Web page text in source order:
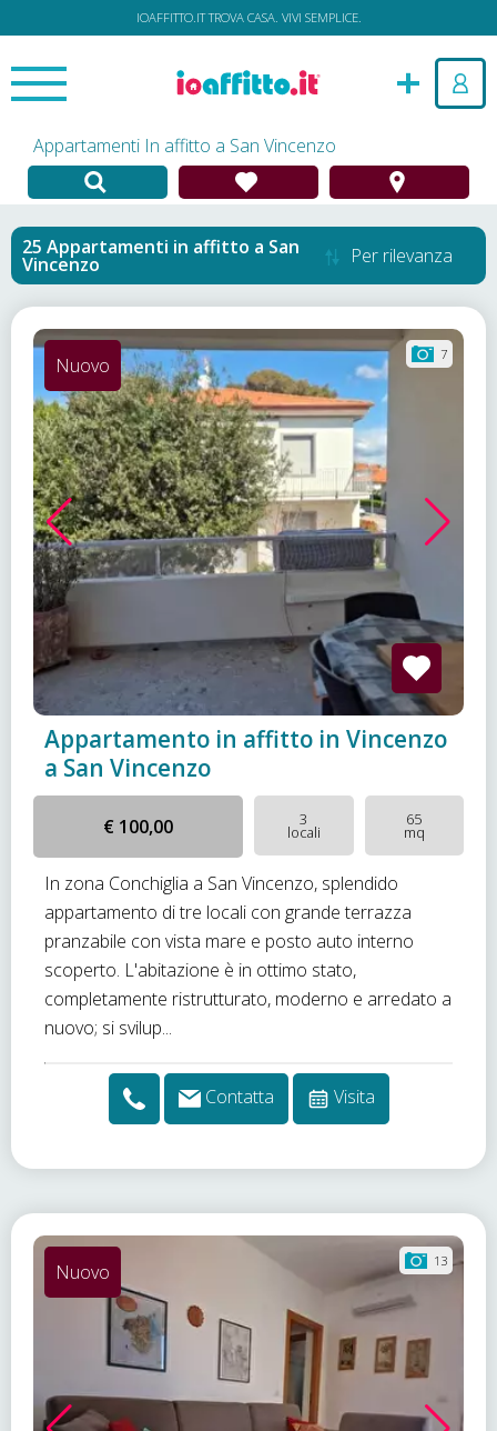
IOAFFITTO.IT TROVA CASA. VIVI SEMPLICE.
Appartamenti In affitto a San Vincenzo
Appartamenti in affitto a San
Vincenzo Per rilevanza
7
Nuovo
Appartamento in affitto in Vincenzo
a San Vincenzo
€ 100,00 3
locali
65
mq
In zona Conchiglia a San Vincenzo, splendido
appartamento di tre locali con grande terrazza
pranzabile con vista mare e posto auto interno
scoperto. L'abitazione è in ottimo stato,
completamente ristrutturato, moderno e arredato a
nuovo; si svilup...
Contatta Visita
13
Nuovo